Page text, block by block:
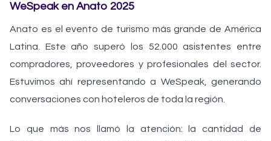
WeSpeak en Anato 2025
Anato es el evento de turismo más grande de América
Latina. Este año superó los 52.000 asistentes entre
compradores, proveedores y profesionales del sector.
Estuvimos ahí representando a WeSpeak, generando
conversaciones con hoteleros de toda la región.
Lo que más nos llamó la atención: la cantidad de